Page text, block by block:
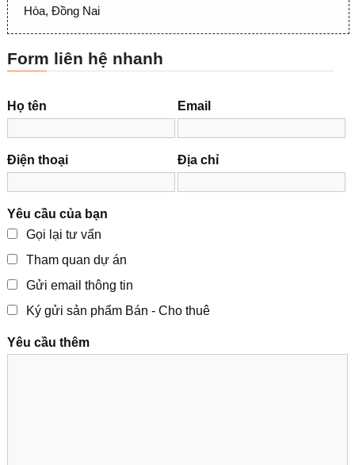
Hòa, Đồng Nai
Form liên hệ nhanh
Họ tên Email
Điện thoại Địa chỉ
Yêu cầu của bạn
Gọi lại tư vấn
Tham quan dự án
Gửi email thông tin
Ký gửi sản phẩm Bán - Cho thuê
Yêu cầu thêm